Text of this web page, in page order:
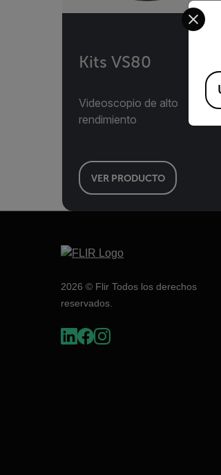
Kits VS80
Videoscopio de alto
rendimiento
VER PRODUCTO
2026 © Flir Todos los derechos
reservados.